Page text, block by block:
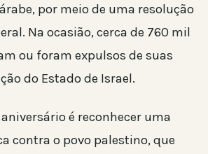
por meio de uma resolução
Na ocasião, cerca de 760 mil
ou foram expulsos de suas
do Estado de Israel.
é reconhecer uma
contra o povo palestino, que